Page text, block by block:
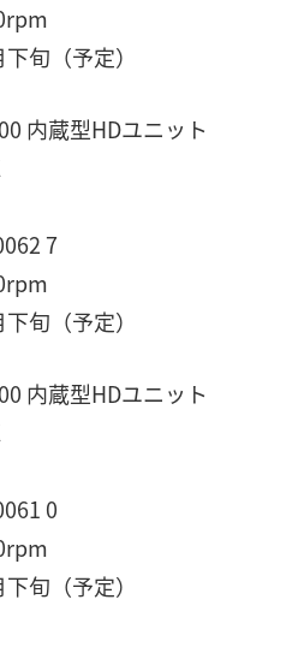
（予定）
蔵型HDユニット
7
（予定）
蔵型HDユニット
0
（予定）